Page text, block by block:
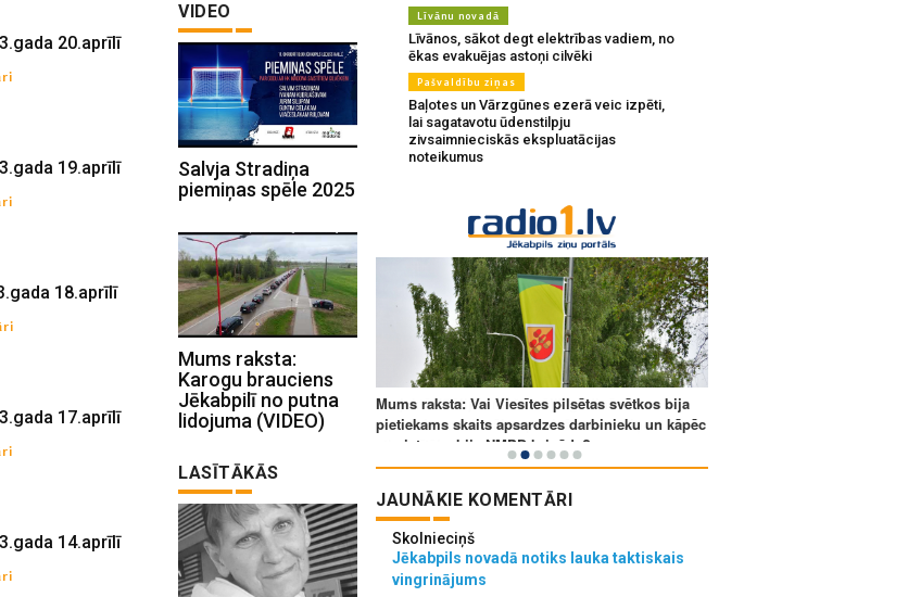
20.aprīlī
19.aprīlī
18.aprīlī
17.aprīlī
14.aprīlī
VIDEO
Salvja Stradiņa
piemiņas spēle 2025
Mums raksta:
Karogu brauciens
Jēkabpilī no putna
lidojuma (VIDEO)
LASĪTĀKĀS
Līvānu novadā
Līvānos, sākot degt elektrības vadiem, no
ēkas evakuējas astoņi cilvēki
Pašvaldību ziņas
Baļotes un Vārzgūnes ezerā veic izpēti,
lai sagatavotu ūdenstilpju
zivsaimnieciskās ekspluatācijas
noteikumus
JAUNĀKIE KOMENTĀRI
Skolnieciņš
Jēkabpils novadā notiks lauka taktiskais
vingrinājums